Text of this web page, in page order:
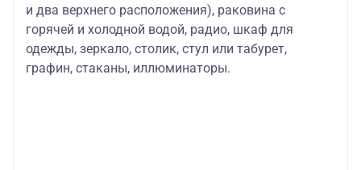
и два верхнего расположения), раковина с
горячей и холодной водой, радио, шкаф для
одежды, зеркало, столик, стул или табурет,
графин, стаканы, иллюминаторы.